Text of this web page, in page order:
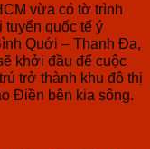
vừa có tờ trình
tuyển quốc tế ý
Quới – Thanh Đa,
khởi đầu để cuộc
trở thành khu đô thị
Điền bên kia sông.